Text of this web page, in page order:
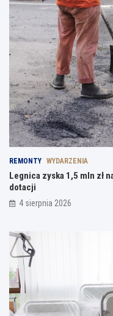
REMONTY WYDARZENIA
Legnica zyska 1,5 mln zł
dotacji
4 sierpnia 2026